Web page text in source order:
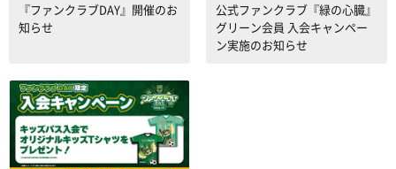
『ファンクラブDAY』開催のお
知らせ
公式ファンクラブ『緑の心臓』
グリーン会員 入会キャンペー
ン実施のお知らせ